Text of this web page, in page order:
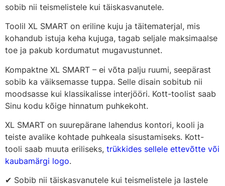
sobib nii teismelistele kui täiskasvanutele.
Toolil XL SMART on eriline kuju ja täitematerjal, mis
kohandub istuja keha kujuga, tagab seljale maksimaalse
toe ja pakub kordumatut mugavustunnet.
Kompaktne XL SMART – ei võta palju ruumi, seepärast
sobib ka väiksemasse tuppa. Selle disain sobitub nii
moodsasse kui klassikalisse interjööri. Kott-toolist saab
Sinu kodu kõige hinnatum puhkekoht.
XL SMART on suurepärane lahendus kontori, kooli ja
teiste avalike kohtade puhkeala sisustamiseks. Kott-
tooli saab muuta eriliseks, trükkides sellele ettevõtte või
kaubamärgi logo.
✔ Sobib nii täiskasvanutele kui teismelistele ja lastele